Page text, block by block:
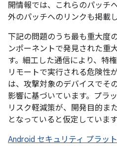
開情報では、これらのパッチ
外のパッチへのリンクも掲載し
下記の問題のうち最も重大度
ンポーネントで発見された重
す。細工した通信により、特
リモートで実行される危険性が
は、攻撃対象のデバイスでそ
影響に基づいています。プラ
リスク軽減策が、開発目的ま
となっていると仮定しています
Android セキュリティ プラッ